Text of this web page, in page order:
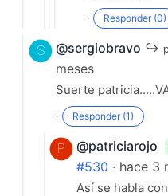
· Responder (0)
@sergiobravo ↪
meses
Suerte
· Responder (1)
@patriciarojo
#530 · hace 3
Así se habla